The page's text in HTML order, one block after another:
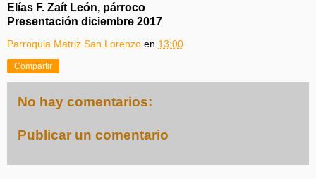
Elías F. Zaít León, párroco
Presentación diciembre 2017
Parroquia Matriz San Lorenzo en 13:00
Compartir
No hay comentarios:
Publicar un comentario